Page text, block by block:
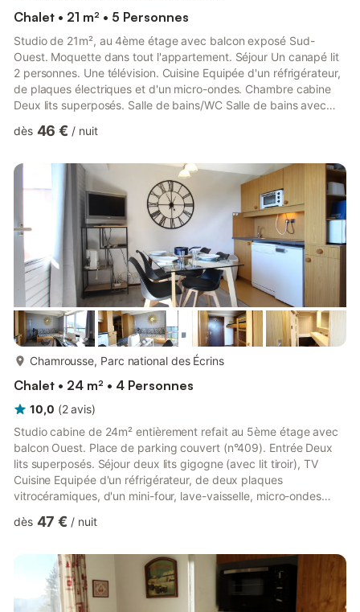
Chalet • 21 m² • 5 Personnes
Studio de 21m², au 4ème étage avec balcon exposé Sud-
Ouest. Moquette dans tout l'appartement. Séjour Un canapé lit
2 personnes. Une télévision. Cuisine Equipée d'un réfrigérateur,
de plaques électriques et d'un micro-ondes. Chambre cabine
Deux lits superposés. Salle de bains/WC Salle de bains avec
cafetière électrique. Draps et linge de maison non fournis
complémentaires (forfaits, ESF, boitiers wi-fi...) Ménage non
compris (ménage fin de séjour à réserver si nécessai...
dès 46 € / nuit
Chamrousse, Parc national des Écrins
Chalet • 24 m² • 4 Personnes
10,0 (2 avis)
Studio cabine de 24m² entièrement refait au 5ème étage avec
balcon Ouest. Place de parking couvert (n°409). Entrée Deux
lits superposés. Séjour deux lits gigogne (avec lit tiroir), TV
Cuisine Equipée d'un réfrigérateur, de deux plaques
vitrocéramiques, d'un mini-four, lave-vaisselle, micro-ondes
non admis. Appartement non fumeur Draps et linge de maison
Prestations complémentaires (forfaits, ESF, boitiers wi-fi...)
Ménage non compris (ménage fin de séjour à réserver si...
dès 47 € / nuit